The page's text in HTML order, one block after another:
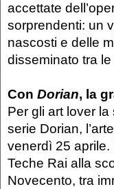
accettate
sorprendenti: un
nascosti e delle
disseminato tra
Con Dorian, la
Per gli art lover
serie Dorian,
venerdì 25 aprile.
Teche Rai alla
Novecento, tra